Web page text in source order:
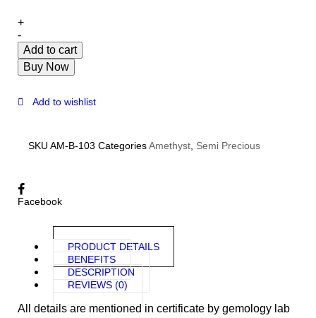
+
-
Add to cart
Buy Now
Add to wishlist
SKU AM-B-103 CategoriesAmethyst Semi Precious
Facebook
PRODUCT DETAILS
BENEFITS
DESCRIPTION
REVIEWS (0)
All details are mentioned in certificate by gemology lab